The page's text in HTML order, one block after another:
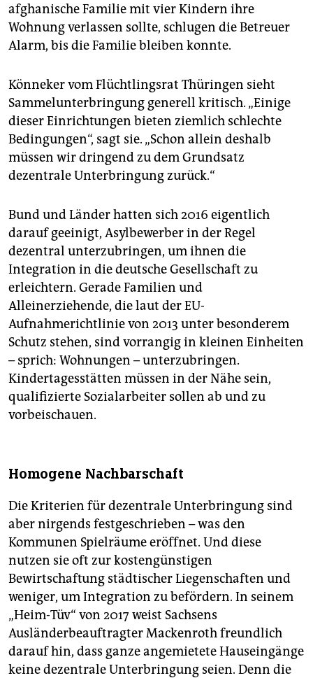
afghanische Familie mit vier Kindern ihre
Wohnung verlassen sollte, schlugen die Betreuer
Alarm, bis die Familie bleiben konnte.
Könneker vom Flüchtlingsrat Thüringen sieht
Sammelunterbringung generell kritisch. „Einige
dieser Einrichtungen bieten ziemlich schlechte
Bedingungen“, sagt sie. „Schon allein deshalb
müssen wir dringend zu dem Grundsatz
dezentrale Unterbringung zurück.“
Bund und Länder hatten sich 2016 eigentlich
darauf geeinigt, Asylbewerber in der Regel
dezentral unterzubringen, um ihnen die
Integration in die deutsche Gesellschaft zu
erleichtern. Gerade Familien und
Alleinerziehende, die laut der EU-
Aufnahmerichtlinie von 2013 unter besonderem
Schutz stehen, sind vorrangig in kleinen Einheiten
– sprich: Wohnungen – unterzubringen.
Kindertagesstätten müssen in der Nähe sein,
qualifizierte Sozialarbeiter sollen ab und zu
vorbeischauen.
Homogene Nachbarschaft
Die Kriterien für dezentrale Unterbringung sind
aber nirgends festgeschrieben – was den
Kommunen Spielräume eröffnet. Und diese
nutzen sie oft zur kostengünstigen
Bewirtschaftung städtischer Liegenschaften und
weniger, um Integration zu befördern. In seinem
„Heim-Tüv“ von 2017 weist Sachsens
Ausländerbeauftragter Mackenroth freundlich
darauf hin, dass ganze angemietete Hauseingänge
keine dezentrale Unterbringung seien. Denn die